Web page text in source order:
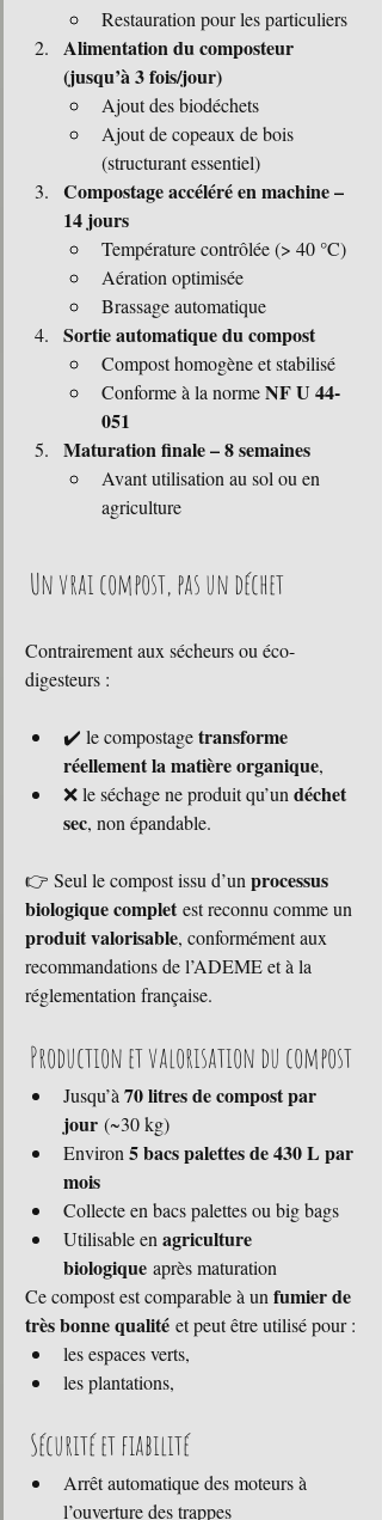
Restauration pour les particuliers
Alimentation du composteur
(jusqu’à 3 fois/jour)
Ajout des biodéchets
Ajout de copeaux de bois
(structurant essentiel)
Compostage accéléré en machine –
14 jours
Température contrôlée (> 40 °C)
Aération optimisée
Brassage automatique
Sortie automatique du compost
Compost homogène et stabilisé
Conforme à la norme NF U 44-
051
Maturation finale – 8 semaines
Avant utilisation au sol ou en
agriculture
Un vrai compost, pas un déchet
Contrairement aux sécheurs ou éco-
digesteurs :
✔️ le compostage transforme
réellement la matière organique,
❌ le séchage ne produit qu’un déchet
sec, non épandable.
👉 Seul le compost issu d’un processus
biologique complet est reconnu comme un
produit valorisable, conformément aux
recommandations de l’ADEME et à la
réglementation française.
Production et valorisation du compost
Jusqu’à 70 litres de compost par
jour (~30 kg)
Environ 5 bacs palettes de 430 L par
mois
Collecte en bacs palettes ou big bags
Utilisable en agriculture
biologique après maturation
Ce compost est comparable à un fumier de
très bonne qualité et peut être utilisé pour :
les espaces verts,
les plantations,
Sécurité et fiabilité
Arrêt automatique des moteurs à
l’ouverture des trappes